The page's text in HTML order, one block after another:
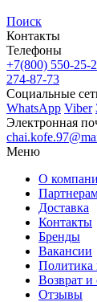
Поиск
Контакты
Телефоны
+7(800) 550-25-
274-87-73
Социальные
WhatsApp Viber
Электронная
Меню
О
Доставка
Контакты
Бренды
Вакансии
Политика
Возврат и
Отзывы